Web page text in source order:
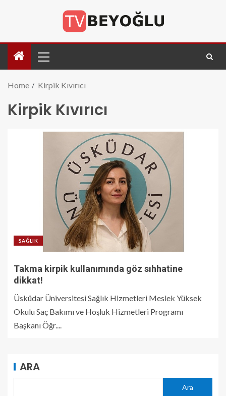
Home Kirpik Kıvırıcı
Kirpik Kıvırıcı
SAĞLIK
Takma kirpik kullanımında göz sıhhatine
dikkat!
Üsküdar Üniversitesi Sağlık Hizmetleri Meslek Yüksek
Okulu Saç Bakımı ve Hoşluk Hizmetleri Programı
Başkanı Öğr....
ARA
Ara